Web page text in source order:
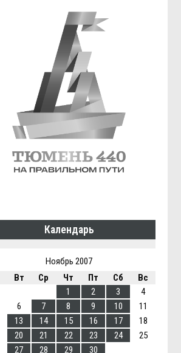
Календарь
Ноябрь 2007
Вт Ср Чт Пт Сб
Вс
1
2 3
4
6 7 8 9 10
11
13 14 15 16 17
18
20 21 22 23 24
25
27 28 29
30